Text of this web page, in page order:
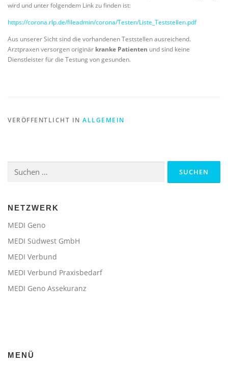
wird und unter folgendem Link zu finden ist:
https://corona.rlp.de/fileadmin/corona/Testen/Liste_Teststellen.pdf
Aus unserer Sicht sind die vorhandenen Teststellen ausreichend.
Arztpraxen versorgen originär kranke Patienten und sind keine
Dienstleister für die Testung von gesunden.
VERÖFFENTLICHT IN ALLGEMEIN
nach:
NETZWERK
MEDI Geno
MEDI Südwest GmbH
MEDI Verbund
MEDI Verbund Praxisbedarf
MEDI Geno Assekuranz
MENÜ